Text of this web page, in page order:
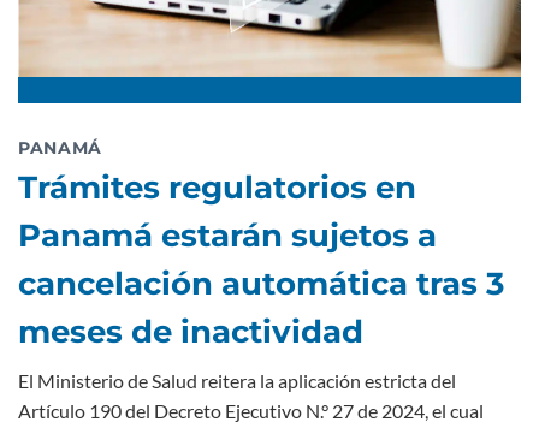
PANAMÁ
Trámites regulatorios en
Panamá estarán sujetos a
cancelación automática tras 3
meses de inactividad
El Ministerio de Salud reitera la aplicación estricta del
Artículo 190 del Decreto Ejecutivo N.° 27 de 2024, el cual